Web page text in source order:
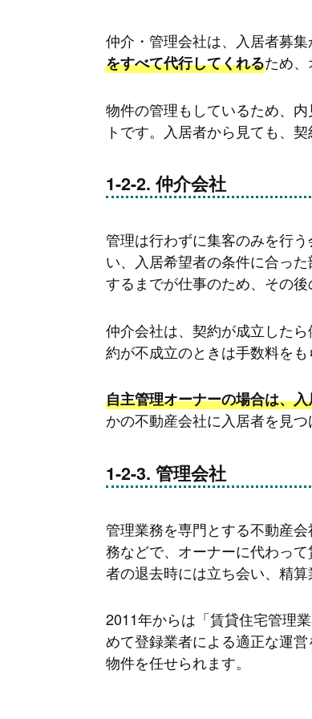
仲介・管理会社は、入居者募
をすべて代行してくれるため、
物件の管理もしているため、
トです。入居者から見ても、
仲介会社
管理は行わずに集客のみを行
い、入居希望者の条件に合っ
するまでが仕事のため、その
仲介会社は、契約が成立した
約が不成立のときは手数料をも
自主管理オーナーの場合は、
かの不動産会社に入居者を見つ
管理会社
管理業務を専門とする不動産
務などで、オーナーに代わっ
者の退去時には立ち会い、精算
2011年からは「賃貸住宅管理
めて登録業者による適正な運
物件を任せられます。